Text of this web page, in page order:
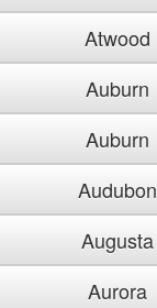
Atwood
Auburn
Auburn
Audubon
Augusta
Aurora